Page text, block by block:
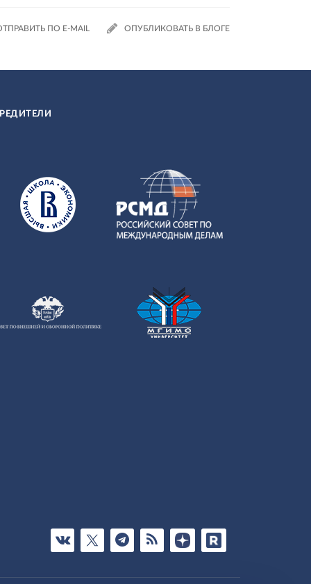
ПО E-MAIL ОПУБЛИКОВАТЬ В БЛОГЕ